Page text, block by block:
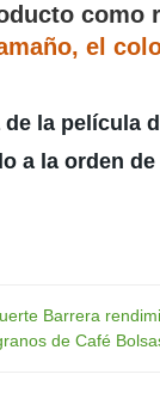
como
el
la película
a la orden
Barrera
de Café